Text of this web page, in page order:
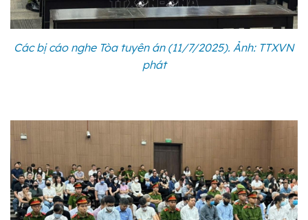
Các bị cáo nghe Tòa tuyên án (11/7/2025). Ảnh: TTXVN
phát